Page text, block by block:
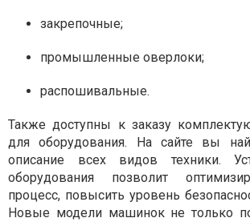
закрепочные;
промышленные оверлоки;
распошивальные.
Также доступны к заказу
для оборудования. На сайте вы
описание всех видов техники.
оборудования позволит
процесс, повысить уровень
Новые модели машинок не только